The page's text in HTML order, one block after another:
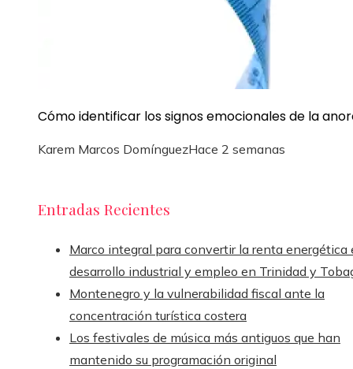
Cómo identificar los signos emocionales de la
Karem Marcos DomínguezHace 2 semanas
Entradas Recientes
Marco integral para convertir la renta energética
desarrollo industrial y empleo en Trinidad y
Montenegro y la vulnerabilidad fiscal ante la
concentración turística costera
Los festivales de música más antiguos que han
mantenido su programación original